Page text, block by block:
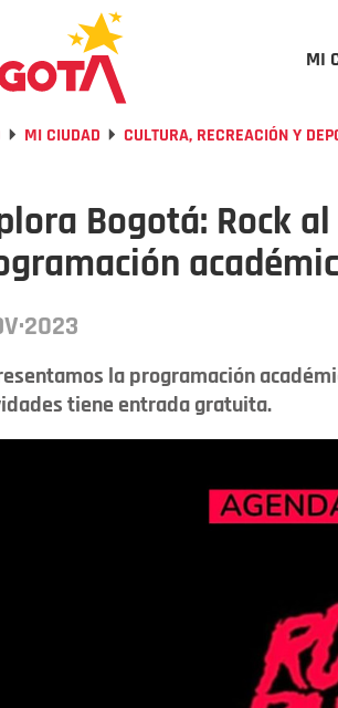
MI
MI CIUDAD CULTURA, RECREACIÓN Y
Bogotá: Rock
la programación
tiene entrada gratuita.